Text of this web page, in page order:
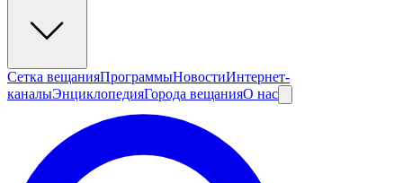
Сетка вещанияПрограммыНовостиИнтернет-
каналыЭнциклопедияГорода вещанияО нас